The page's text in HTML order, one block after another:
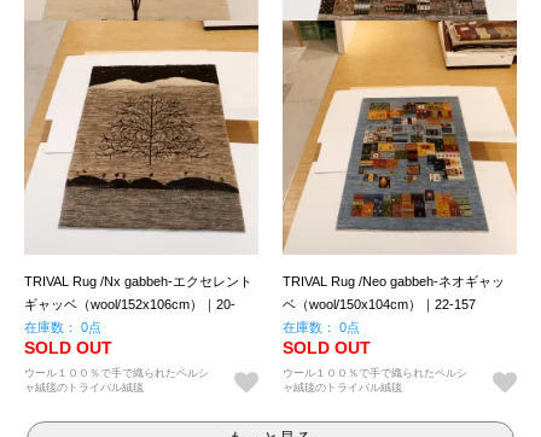
ウール１００％で手で織られたペルシ
ャ絨毯のトライバル絨毯
ウール１００％で手で織られたペルシ
ャ絨毯のトライバル絨毯
TRIVAL Rug /Neo gabbeh-ネオギャッ
ベ（wool/151x102cm）｜23-8574
在庫数： 0点
SOLD OUT
ウール１００％で手で織られたペルシ
ャ絨毯のトライバル絨毯
TRIVAL Rug /Neo gabbeh-ネオギャッ
ベ（wool/157x102cm）｜22-570
在庫数： 0点
SOLD OUT
ウール１００％で手で織られたペルシ
ャ絨毯のトライバル絨毯
TRIVAL Rug /Nx gabbeh-エクセレント
ギャッベ（wool/152x106cm）｜20-
4104
在庫数： 0点
SOLD OUT
ウール１００％で手で織られたペルシ
ャ絨毯のトライバル絨毯
TRIVAL Rug /Neo gabbeh-ネオギャッ
ベ（wool/150x104cm）｜22-157
在庫数： 0点
SOLD OUT
ウール１００％で手で織られたペルシ
ャ絨毯のトライバル絨毯